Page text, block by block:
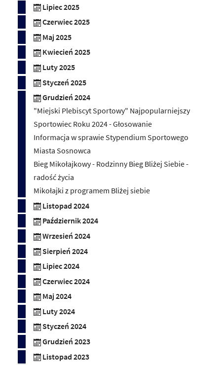
Lipiec 2025
Czerwiec 2025
Maj 2025
Kwiecień 2025
Luty 2025
Styczeń 2025
Grudzień 2024
"Miejski Plebiscyt Sportowy" Najpopularniejszy
Sportowiec Roku 2024 - Głosowanie
Informacja w sprawie Stypendium Sportowego
Miasta Sosnowca
Bieg Mikołajkowy - Rodzinny Bieg Bliżej Siebie -
radość życia
Mikołajki z programem Bliżej siebie
Listopad 2024
Październik 2024
Wrzesień 2024
Sierpień 2024
Lipiec 2024
Czerwiec 2024
Maj 2024
Luty 2024
Styczeń 2024
Grudzień 2023
Listopad 2023